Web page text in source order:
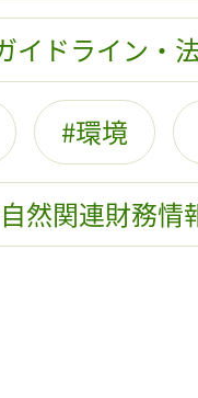
イドライン・
環境
自然関連財務情